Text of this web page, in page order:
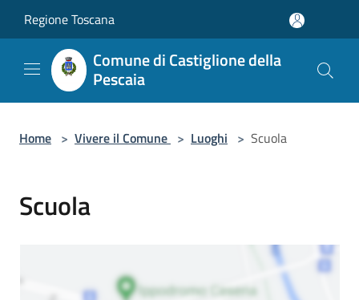
Regione Toscana
Comune di Castiglione della
Pescaia
Home > Vivere il Comune > Luoghi > Scuola
Scuola